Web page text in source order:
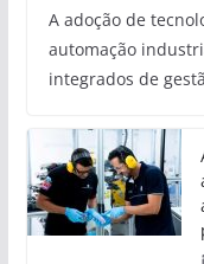
A adoção de
automação
integrados de